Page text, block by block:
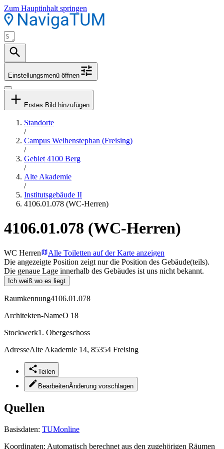
Zum Hauptinhalt springen
Einstellungsmenü öffnen
Erstes Bild hinzufügen
Standorte
/
Campus Weihenstephan (Freising)
/
Gebiet 4100 Berg
/
Alte Akademie
/
Institutsgebäude II
4106.01.078 (WC-Herren)
4106.01.078 (WC-Herren)
WC Herren
Alle Toiletten auf der Karte anzeigen
Die angezeigte Position zeigt nur die Position des Gebäude(teils).
Die genaue Lage innerhalb des Gebäudes ist uns nicht bekannt.
Ich weiß wo es liegt
Raumkennung4106.01.078
Architekten-NameO 18
Stockwerk1. Obergeschoss
AdresseAlte Akademie 14, 85354 Freising
Teilen
BearbeitenÄnderung vorschlagen
Quellen
Basisdaten: TUMonline
Koordinaten: Automatisch berechnet aus den zugehörigen Räumen